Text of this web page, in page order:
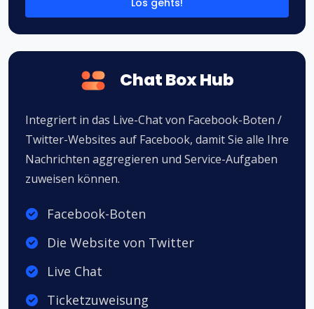
Chat Box Hub
Integriert in das Live-Chat von Facebook-Boten /
Twitter-Websites auf Facebook, damit Sie alle Ihre
Nachrichten aggregieren und Service-Aufgaben
zuweisen können.
Facebook-Boten
Die Website von Twitter
Live Chat
Ticketzuweisung